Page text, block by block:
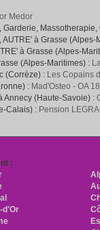
Medor
à Grasse (Alpes-
à Grasse (Alpes-
(Alpes-Maritimes) :
(Corrèze) : Les Copains
: Mad'Osteo - OA
Annecy (Haute-Savoie) :
Calais) : Pension
:
d'Or